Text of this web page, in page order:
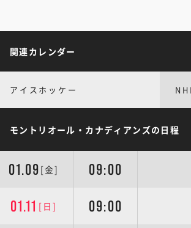
関連カレンダー
アイスホッケー
モントリオール・カナディアンズの日程
01.09 [金] 09:00
01.11 [日] 09:00